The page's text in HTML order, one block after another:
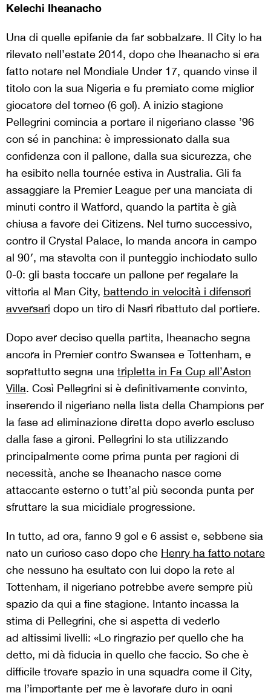
Kelechi Iheanacho
Una di quelle epifanie da far sobbalzare. Il City lo ha
rilevato nell’estate 2014, dopo che Iheanacho si era
fatto notare nel Mondiale Under 17, quando vinse il
titolo con la sua Nigeria e fu premiato come miglior
giocatore del torneo (6 gol). A inizio stagione
Pellegrini comincia a portare il nigeriano classe ’96
con sé in panchina: è impressionato dalla sua
confidenza con il pallone, dalla sua sicurezza, che
ha esibito nella tournée estiva in Australia. Gli fa
assaggiare la Premier League per una manciata di
minuti contro il Watford, quando la partita è già
chiusa a favore dei Citizens. Nel turno successivo,
contro il Crystal Palace, lo manda ancora in campo
al 90′, ma stavolta con il punteggio inchiodato sullo
0-0: gli basta toccare un pallone per regalare la
vittoria al Man City, battendo in velocità i difensori
avversari dopo un tiro di Nasri ribattuto dal portiere.
Dopo aver deciso quella partita, Iheanacho segna
ancora in Premier contro Swansea e Tottenham, e
soprattutto segna una tripletta in Fa Cup all’Aston
Villa. Così Pellegrini si è definitivamente convinto,
inserendo il nigeriano nella lista della Champions per
la fase ad eliminazione diretta dopo averlo escluso
dalla fase a gironi. Pellegrini lo sta utilizzando
principalmente come prima punta per ragioni di
necessità, anche se Iheanacho nasce come
attaccante esterno o tutt’al più seconda punta per
sfruttare la sua micidiale progressione.
In tutto, ad ora, fanno 9 gol e 6 assist e, sebbene sia
nato un curioso caso dopo che Henry ha fatto notare
che nessuno ha esultato con lui dopo la rete al
Tottenham, il nigeriano potrebbe avere sempre più
spazio da qui a fine stagione. Intanto incassa la
stima di Pellegrini, che si aspetta di vederlo
ad altissimi livelli: «Lo ringrazio per quello che ha
detto, mi dà fiducia in quello che faccio. So che è
difficile trovare spazio in una squadra come il City,
ma l’importante per me è lavorare duro in ogni